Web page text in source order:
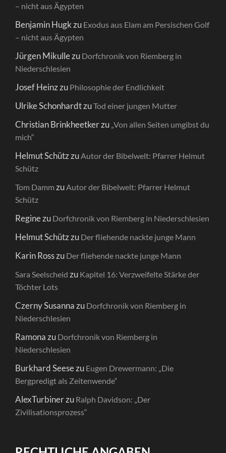
– nicht aus Ägypten
Benjamin Hugkzu Exodus aus Elam am Persischen Golf
– nicht aus Ägypten
Jürgen Mikullezu Dorfchronik von Riemberg in
Niederschlesien
Josef Heinzzu Philosophie der Endlichkeit
Ulrike SchonhardtzuTod einer jungen Mutter
Christian Brinkheetkerzu „Von allen Seiten umgibst du
mich“
Helmut SchützzuAutor der Bibelwelt: Pfarrer Helmut
Schütz
Tom Damm zuAutor der Bibelwelt: Pfarrer Helmut
Schütz
Reginezu Dorfchronik von Riemberg in Niederschlesien
Helmut Schützzu Der fliehende nackte junge Mann
Karin Rosszu Der fliehende nackte junge Mann
Sara Seelscheid zu Kapitel 16: Verzweifelte Stärke der
Töchter Lots
Czerny Susannazu Dorfchronik von Riemberg in
Niederschlesien
Ramonazu Dorfchronik von Riemberg in
Niederschlesien
Burkhard Seesezu Eugen Drewermann: „Die
Bergpredigt als Zeitenwende“
AlexTurbinerzu Ralph Davidson: „Der
Zivilisationsprozess“